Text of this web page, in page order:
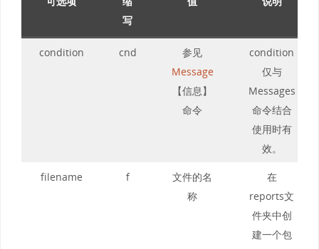
写
condition cnd
参见
Message
【信息】
命令
condition
仅与
Messages
命令结合
使用时有
效。
filename f
文件的名
称
在
reports文
件夹中创
建一个包